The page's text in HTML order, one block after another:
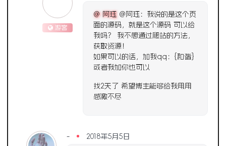
游客
@ 阿珏 @阿珏：我说的是这个页
面的源码，就是这个源码 可以给
我吗？ 我不想通过爬站的方法，
获取资源！
如果可以的话，加我qq：{和谐}
或者我加你也可以
找2天了 希望博主能够给我用用
感激不尽
- 2018年5月5日